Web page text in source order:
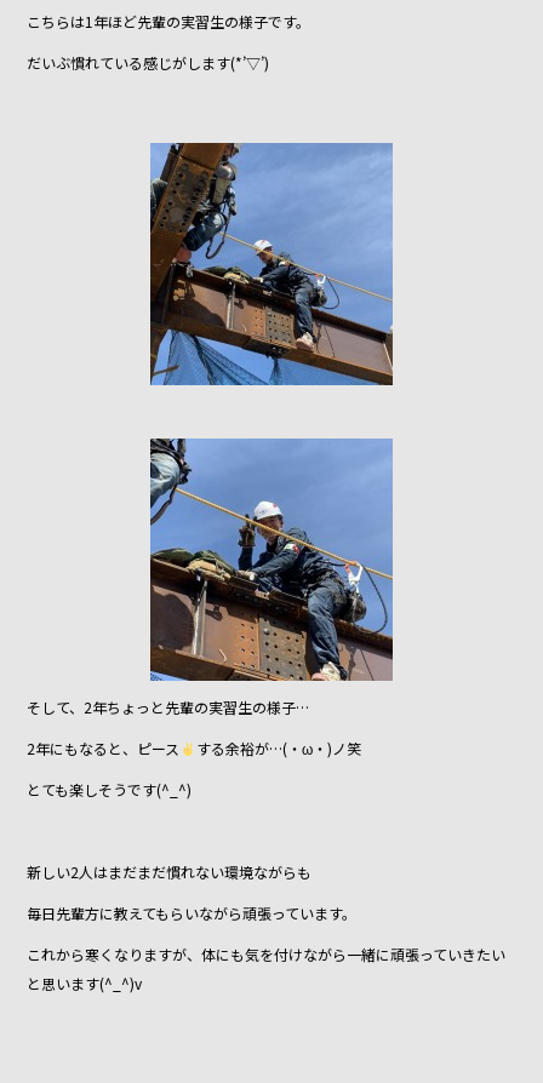
こちらは1年ほど先輩の実習生の様子です。
だいぶ慣れている感じがします(*’▽’)
そして、2年ちょっと先輩の実習生の様子…
2年にもなると、ピース
する余裕が…(・ω・)ノ笑
とても楽しそうです(^_^)
新しい2人はまだまだ慣れない環境ながらも
毎日先輩方に教えてもらいながら頑張っています。
これから寒くなりますが、体にも気を付けながら一緒に頑張っていきたい
と思います(^_^)v